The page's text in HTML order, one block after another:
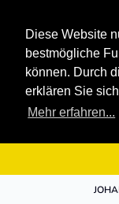
Diese Website
bestmögliche
können. Durch
erklären Sie
Mehr erfahren...